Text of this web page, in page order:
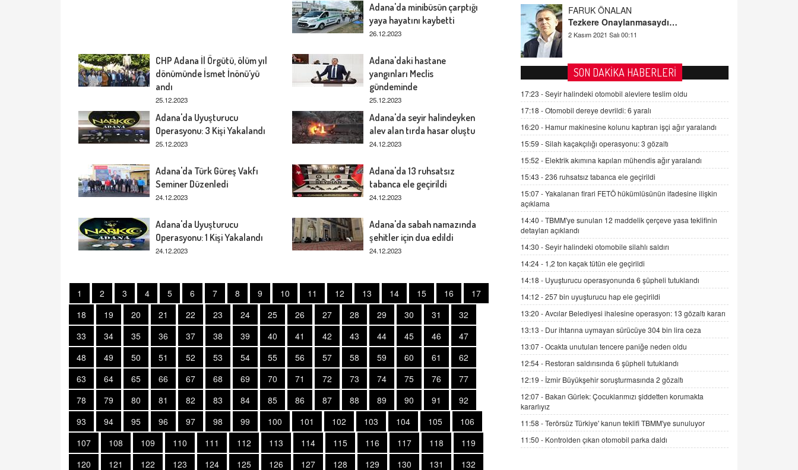
Adana'da minibüsün çarptığı
yaya hayatını kaybetti
26.12.2023
CHP Adana İl Örgütü, ölüm yıl
dönümünde İsmet İnönü’yü
andı
25.12.2023
Adana'daki hastane
yangınları Meclis
gündeminde
25.12.2023
Adana'da Uyuşturucu
Operasyonu: 3 Kişi Yakalandı
25.12.2023
Adana'da seyir halindeyken
alev alan tırda hasar oluştu
24.12.2023
Adana'da Türk Güreş Vakfı
Seminer Düzenledi
24.12.2023
Adana'da 13 ruhsatsız
tabanca ele geçirildi
24.12.2023
Adana'da Uyuşturucu
Operasyonu: 1 Kişi Yakalandı
24.12.2023
Adana'da sabah namazında
şehitler için dua edildi
24.12.2023
1 2 3 4 5 6 7 8 9 10 11 12 13 14 15 16
17
18
19 20 21 22 23 24 25 26 27 28 29 30 31
32
33
34 35 36 37 38 39 40 41 42 43 44 45 46
47
48
49 50 51 52 53 54 55 56 57 58 59 60 61
62
63
64 65 66 67 68 69 70 71 72 73 74 75 76
77
78
79 80 81 82 83 84 85 86 87 88 89 90 91
92
93
94 95 96 97 98 99 100 101 102 103 104 105
106
107
108 109 110 111 112 113 114 115 116 117 118
119
120
121 122 123 124 125 126 127 128 129 130 131
132
FARUK ÖNALAN
Tezkere Onaylanmasaydı…
2 Kasım 2021 Salı 00:11
AV. DOĞAN CAN DOĞAN
Kişisel verilerin korunması ve dijital
hukukun gelişimi
SEHER EREK
Kış Ayları Geldi, Hangi Önlemler
Alınmalı?
9.12.2025 10:11
İNCİ GÜL AKÖL
Trump Keşke Adana'yı da Ziyaret Etse...
06.07.2026 13:00
ADEM AKÖL
Esed Destekçilerinin Yüzüne Vurulan
Şamar: Sednaya
11.12.2024 12:30
DR. EKREM ASLAN
Gerçek Ne, Algı Ne? "Beraber
Yürüyoruz" Cümlesinin Peşinden
19.07.2025 12:45
GÖNÜL MENEKŞE
Şifacının Yolu
04.11.2025 12:56
AV. RÜMEYSA ÖZKALE
Kira Uyuşmazlıklarında Dava Açmadan
Önce Arabulucuya Başvuru Şartı
SON DAKİKA HABERLERİ
17:23 -Seyir halindeki otomobil alevlere teslim oldu
17:18 -Otomobil dereye devrildi: 6 yaralı
16:20 - Hamur makinesine kolunu kaptıran işçi ağır yaralandı
15:59 -Silah kaçakçılığı operasyonu: 3 gözaltı
15:52 - Elektrik akımına kapılan mühendis ağır yaralandı
15:43 -236 ruhsatsız tabanca ele geçirildi
15:07 -Yakalanan firari FETÖ hükümlüsünün ifadesine ilişkin
açıklama
14:40 -TBMM'ye sunulan 12 maddelik çerçeve yasa teklifinin
detayları açıklandı
14:30 -Seyir halindeki otomobile silahlı saldırı
14:24 - 1,2 ton kaçak tütün ele geçirildi
14:18 - Uyuşturucu operasyonunda 6 şüpheli tutuklandı
14:12 -257 bin uyuşturucu hap ele geçirildi
13:20 -Avcılar Belediyesi ihalesine operasyon: 13 gözaltı kararı
13:13 - Dur ihtarına uymayan sürücüye 304 bin lira ceza
13:07 -Ocakta unutulan tencere paniğe neden oldu
12:54 - Restoran saldırısında 6 şüpheli tutuklandı
12:19 - İzmir Büyükşehir soruşturmasında 2 gözaltı
12:07 - Bakan Gürlek: Çocuklarımızı şiddetten korumakta
kararlıyız
11:58 -Terörsüz Türkiye' kanun teklifi TBMM'ye sunuluyor
11:50 - Kontrolden çıkan otomobil parka daldı